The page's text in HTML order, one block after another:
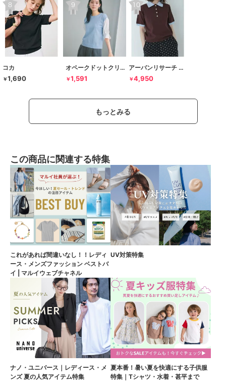
コカ
￥1,690
オペークドットクリップ
￥1,591
アーバンリサーチ サニーレーベル
￥4,950
もっとみる
この商品に関連する特集
これがあれば間違いなし！！レディ
ース・メンズファッション ベストバ
イ | マルイウェブチャネル
UV対策特集
ナノ・ユニバース｜レディース・メ
ンズ 夏の人気アイテム特集
夏本番！暑い夏を快適にする子供服
特集｜Tシャツ・水着・甚平まで